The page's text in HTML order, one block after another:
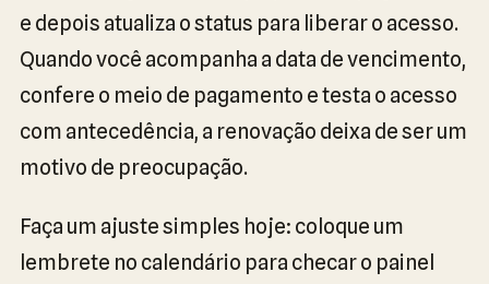
e depois atualiza o status para liberar o acesso.
Quando você acompanha a data de vencimento,
confere o meio de pagamento e testa o acesso
com antecedência, a renovação deixa de ser um
motivo de preocupação.
Faça um ajuste simples hoje: coloque um
lembrete no calendário para checar o painel